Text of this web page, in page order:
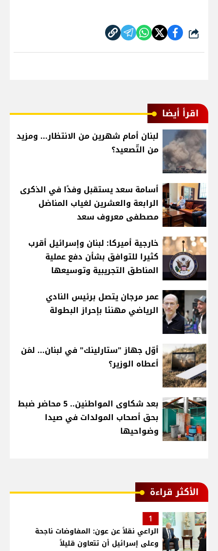
شارك
اقرأ أيضا
لبنان أمام شهرين من الانتظار... ومزيد
من التّصعيد؟
أسامة سعد يستقبل وفدًا في الذكرى
الرابعة والعشرين لغياب المناضل
مصطفى معروف سعد
خارجية أميركا: لبنان وإسرائيل أقرب
كثيرا للتوافق بشأن دفع عملية
المناطق التجريبية وتوسيعها
عمر مرجان يتصل برئيس النادي
الرياضي مهنئا بإحراز البطولة
أوّل جهاز "ستارلينك" في لبنان... لمَن
أعطاه الوزير؟
بعد شكاوى المواطنين.. 5 محاضر ضبط
بحق أصحاب المولدات في صيدا
وضواحيها
الأكثر قراءة
1
الراعي نقلاً عن عون: المفاوضات ناجحة
وعلى إسرائيل أن تتعاون قليلاً